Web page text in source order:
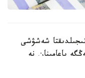
شەشۋشى
باعامىنان نە